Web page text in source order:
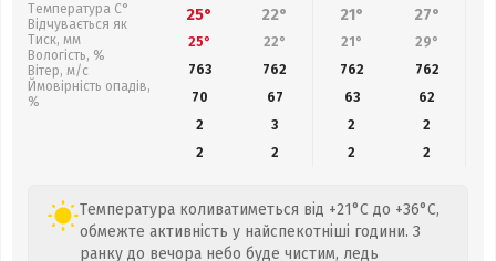
Температура С°
Відчувається як
Тиск, мм
Вологість, %
Вітер, м/с
Ймовірність опадів,
%
25° 22° 21° 27°
25° 22° 21° 29°
763
762 762 762
70
67 63 62
2
3 2
2
2
2 2 2
Температура коливатиметься від +21°C до +36°C,
обмежте активність у найспекотніші години. З
ранку до вечора небо буде чистим, ледь